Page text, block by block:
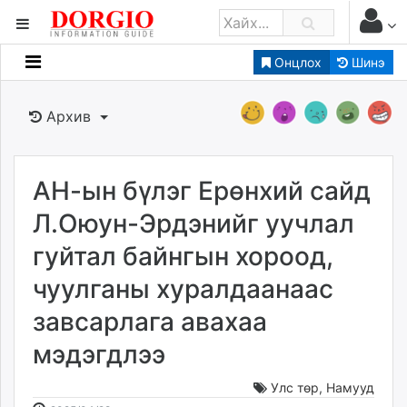
Онцлох Шинэ
Мэдээллийн
Банк санхүү
Бизнес ААН
Төрийн
dorgio.mn
Gogo.mn
caak.mn
news.mn
zindaa.mn
tovch.mn
Архив
АН-ын бүлэг Ерөнхий сайд
Л.Оюун-Эрдэнийг уучлал
гуйтал байнгын хороод,
чуулганы хуралдаанаас
завсарлага авахаа
мэдэгдлээ
Улс төр, Намууд